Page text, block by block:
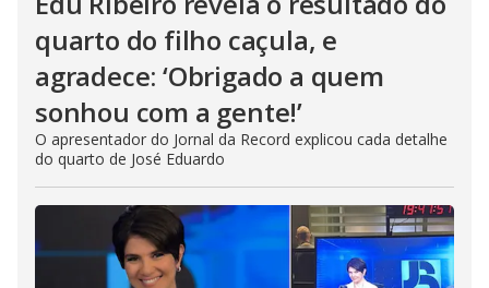
quarto do filho caçula, e
agradece: ‘Obrigado a quem
sonhou com a gente!’
O apresentador do Jornal da Record explicou cada detalhe
do quarto de José Eduardo